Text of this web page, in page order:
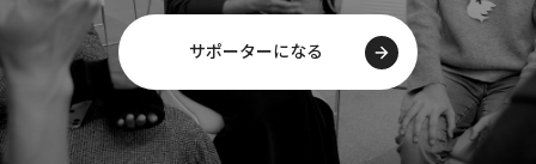
サポーターになる